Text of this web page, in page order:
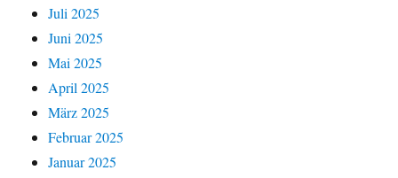
Juli 2025
Juni 2025
Mai 2025
April 2025
März 2025
Februar 2025
Januar 2025